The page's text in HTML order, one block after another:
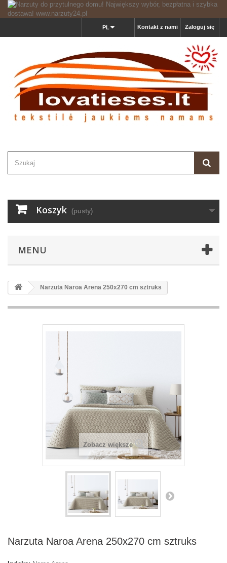
Zaloguj się
Kontakt z nami
PL
Koszyk (pusty)
MENU
Narzuta Naroa Arena 250x270 cm sztruks
Zobacz większe
Narzuta Naroa Arena 250x270 cm sztruks